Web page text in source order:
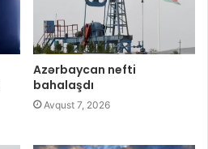
Azərbaycan nefti
bahalaşdı
Avqust 7, 2026